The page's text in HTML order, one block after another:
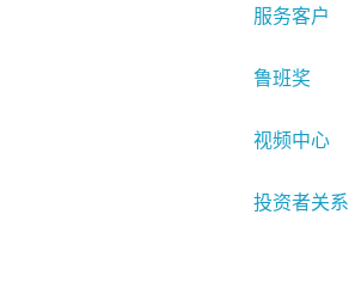
服务客户
鲁班奖
视频中心
投资者关系